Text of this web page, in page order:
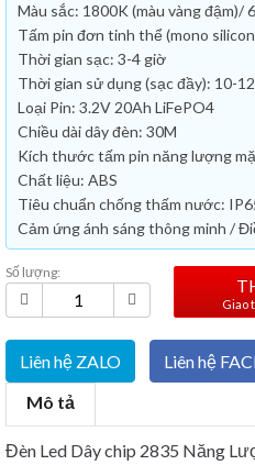
Màu sắc: 1800K (màu vàng đậm)/
Tấm pin đơn tinh thể (mono
Thời gian sạc: 3-4 giờ
Thời gian sử dụng (sạc đầy): 10-
Loại Pin: 3.2V 20Ah LiFePO4
Chiều dài dây đèn: 30M
Kích thước tấm pin năng lượng
Chất liệu: ABS
Tiêu chuẩn chống thấm nước:
Cảm ứng ánh sáng thông minh /
Số lượng:
Giao
Liên hệ ZALO
Liên hệ
Mô tả
Đèn Led Dây chip 2835 Năng